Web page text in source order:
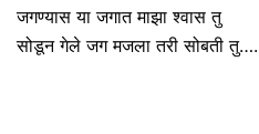
जगण्यास या जगात माझा श्वास तु
सोडून गेले जग मजला तरी सोबती तु….